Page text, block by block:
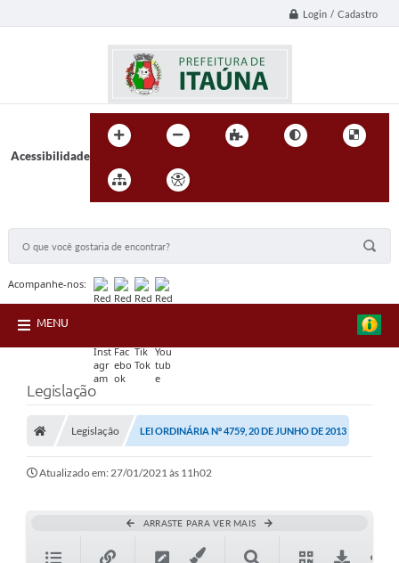
Login / Cadastro
Acessibilidade
Acompanhe-nos:
MENU
Legislação
Legislação LEI ORDINÁRIA Nº 4759, 20 DE JUNHO DE 2013
Atualizado em: 27/01/2021 às 11h02
ARRASTE PARA VER MAIS